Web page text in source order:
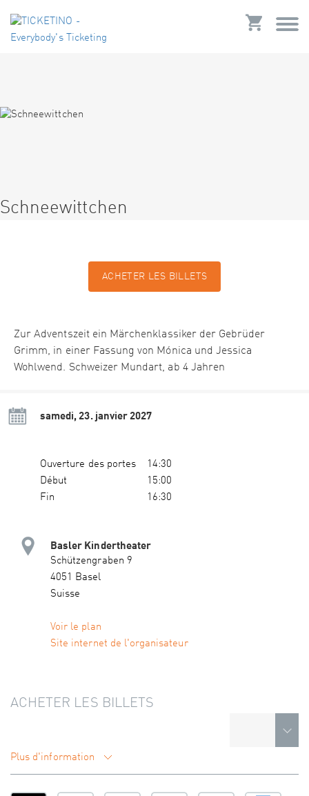
Schneewittchen
ACHETER LES BILLETS
Zur Adventszeit ein Märchenklassiker der Gebrüder
Grimm, in einer Fassung von Mónica und Jessica
Wohlwend. Schweizer Mundart, ab 4 Jahren
samedi, 23. janvier 2027
Ouverture des portes
14:30
Début
15:00
Fin
16:30
Basler Kindertheater
Schützengraben 9
4051 Basel
Suisse
Voir le plan
Site internet de l'organisateur
ACHETER LES BILLETS
Plus d'information